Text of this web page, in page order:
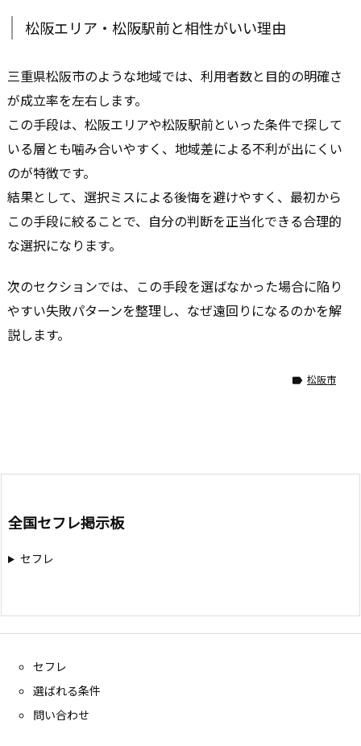
松阪エリア・松阪駅前と相性がいい理由
三重県松阪市のような地域では、利用者数と目的の明確さ
が成立率を左右します。
この手段は、松阪エリアや松阪駅前といった条件で探して
いる層とも噛み合いやすく、地域差による不利が出にくい
のが特徴です。
結果として、選択ミスによる後悔を避けやすく、最初から
この手段に絞ることで、自分の判断を正当化できる合理的
な選択になります。
次のセクションでは、この手段を選ばなかった場合に陥り
やすい失敗パターンを整理し、なぜ遠回りになるのかを解
説します。
 松阪市
全国セフレ掲示板
セフレ
セフレ
選ばれる条件
問い合わせ